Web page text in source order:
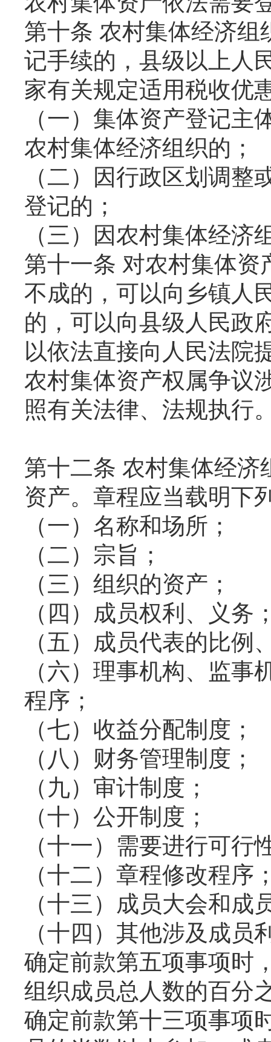
第十条 农村集体经济组
记手续的，县级以上人
家有关规定适用税收优
（一）集体资产登记
农村集体经济组织的；
（二）因行政区划调
登记的；
（三）因农村集体经
第十一条 对农村集体资
不成的，可以向乡镇人
的，可以向县级人民政
以依法直接向人民法院
农村集体资产权属争议
照有关法律、法规执行
第十二条 农村集体经济
资产。章程应当载明下
（一）名称和场所；
（二）宗旨；
（三）组织的资产；
（四）成员权利、义务
（五）成员代表的比例
（六）理事机构、监
程序；
（七）收益分配制度；
（八）财务管理制度；
（九）审计制度；
（十）公开制度；
（十一）需要进行可
（十二）章程修改程序
（十三）成员大会和
（十四）其他涉及成员
确定前款第五项事项时
组织成员总人数的百分
确定前款第十三项事项